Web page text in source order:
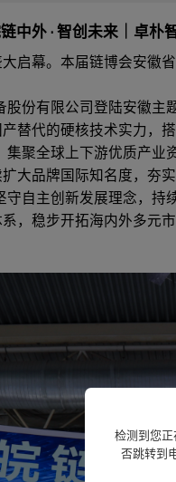
中外 · 智创未来｜卓
幕。本届链博会安徽
份有限公司登陆安徽主
替代的硬核技术实力，
聚全球上下游优质产
大品牌国际知名度，夯实
自主创新发展理念，
，稳步开拓海内外多
检测到您
否跳转到